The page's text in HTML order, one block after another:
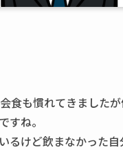
も慣れてきましたが
すね。
けど飲まなかった自